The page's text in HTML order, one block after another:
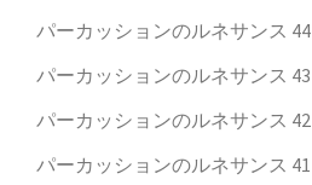
パーカッションのルネサンス 44
パーカッションのルネサンス 43
パーカッションのルネサンス 42
パーカッションのルネサンス 41